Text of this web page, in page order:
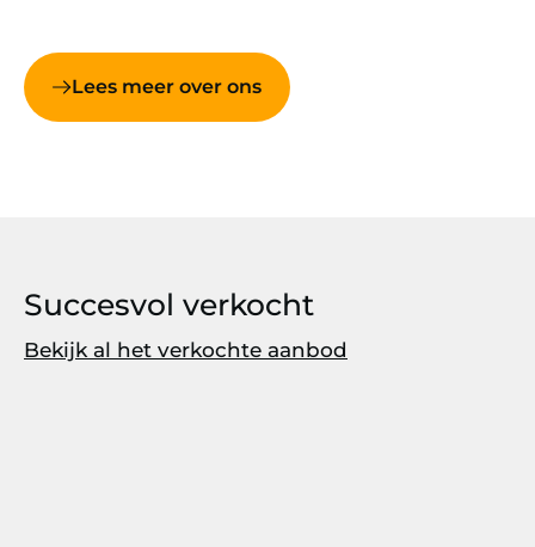
Lees meer over ons
Succesvol verkocht
Bekijk al het verkochte aanbod